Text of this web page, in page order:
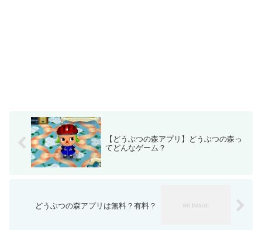
【どうぶつの森アプリ】どうぶつの森っ
てどんなゲーム？
どうぶつの森アプリは無料？有料？